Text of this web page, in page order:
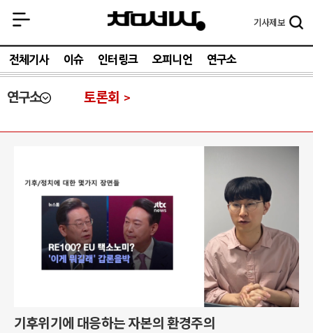
기사제보
전체기사 이슈 인터링크 오피니언 연구소
연구소 토론회
기후위기에 대응하는 자본의 환경주의